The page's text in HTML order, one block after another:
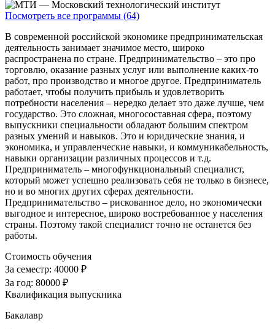
Посмотреть все программы (64)
В современной российской экономике предпринимательская
деятельность занимает значимое место, широко
распространена по стране. Предпринимательство – это про
торговлю, оказание разных услуг или выполнение каких-то
работ, про производство и многое другое. Предприниматель
работает, чтобы получить прибыль и удовлетворить
потребности населения – нередко делает это даже лучше, чем
государство. Это сложная, многосоставная сфера, поэтому
выпускники специальности обладают большим спектром
разных умений и навыков. Это и юридические знания, и
экономика, и управленческие навыки, и коммуникабельность,
навыки организации различных процессов и т.д.
Предприниматель – многофункциональный специалист,
который может успешно реализовать себя не только в бизнесе,
но и во многих других сферах деятельности.
Предпринимательство – рискованное дело, но экономически
выгодное и интересное, широко востребованное у населения
страны. Поэтому такой специалист точно не останется без
работы.
Стоимость обучения
За семестр: 40000 ₽
За год: 80000 ₽
Квалификация выпускника
Бакалавр